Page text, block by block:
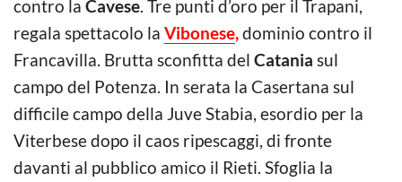
contro la Cavese. Tre punti d’oro per il Trapani,
regala spettacolo la Vibonese,dominio contro il
Francavilla. Brutta sconfitta del Catania sul
campo del Potenza. In serata la Casertana sul
difficile campo della Juve Stabia, esordio per la
Viterbese dopo il caos ripescaggi, di fronte
davanti al pubblico amico il Rieti. Sfoglia la